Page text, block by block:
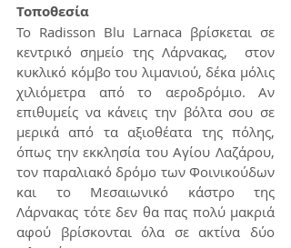
Τοποθεσία
Το Radisson Blu Larnaca βρίσκεται σε
κεντρικό σημείο της Λάρνακας,  στον
κυκλικό κόμβο του λιμανιού, δέκα μόλις
χιλιόμετρα από το αεροδρόμιο. Αν
επιθυμείς να κάνεις την βόλτα σου σε
μερικά από τα αξιοθέατα της πόλης,
όπως την εκκλησία του Αγίου Λαζάρου,
τον παραλιακό δρόμο των Φοινικούδων
και το Μεσαιωνικό κάστρο της
Λάρνακας τότε δεν θα πας πολύ μακριά
αφού βρίσκονται όλα σε ακτίνα δύο